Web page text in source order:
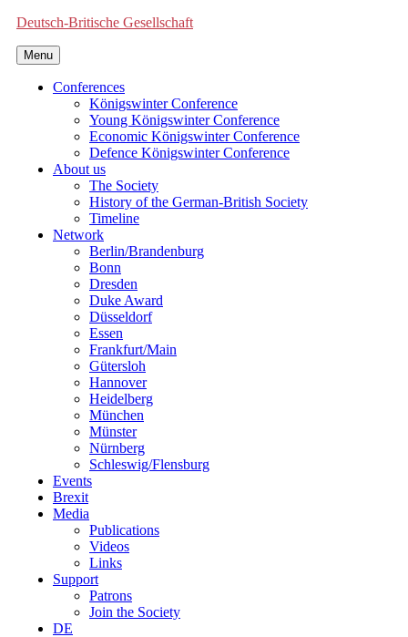
Deutsch-Britische Gesellschaft
Menu
Conferences
Königswinter Conference
Young Königswinter Conference
Economic Königswinter Conference
Defence Königswinter Conference
About us
The Society
History of the German-British Society
Timeline
Network
Berlin/Brandenburg
Bonn
Dresden
Duke Award
Düsseldorf
Essen
Frankfurt/Main
Gütersloh
Hannover
Heidelberg
München
Münster
Nürnberg
Schleswig/Flensburg
Events
Brexit
Media
Publications
Videos
Links
Support
Patrons
Join the Society
DE